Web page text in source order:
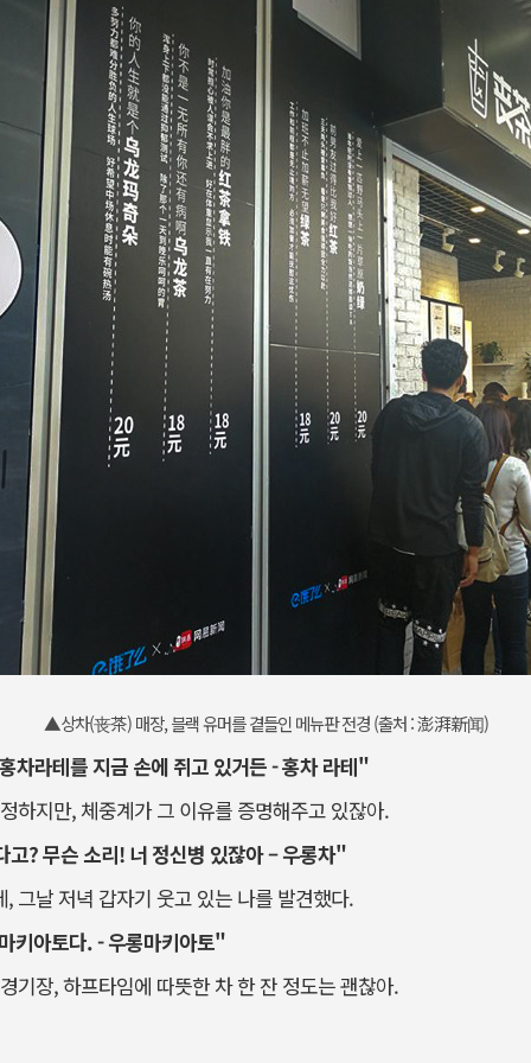
▲상차(丧茶) 매장, 블랙 유머를 곁들인 메뉴판 전경 (출처 : 澎湃新闻)
차라테를 지금 손에 쥐고 있거든 - 홍차 라테"
하지만, 체중계가 그 이유를 증명해주고 있잖아.
? 무슨 소리! 너 정신병 있잖아 – 우롱차"
그날 저녁 갑자기 웃고 있는 나를 발견했다.
키아토다. - 우롱마키아토"
기장, 하프타임에 따뜻한 차 한 잔 정도는 괜찮아.